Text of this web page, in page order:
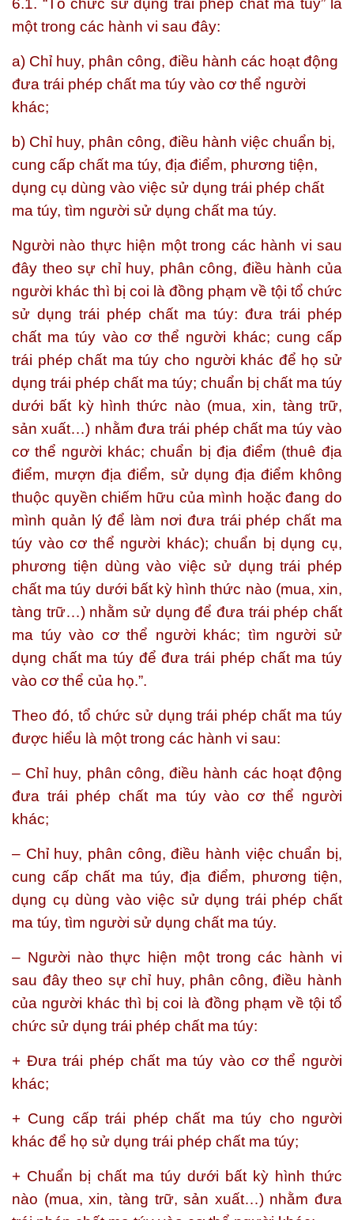
6.1. “Tổ chức sử dụng trái phép chất ma túy” là
một trong các hành vi sau đây:
a) Chỉ huy, phân công, điều hành các hoạt động
đưa trái phép chất ma túy vào cơ thể người
khác;
b) Chỉ huy, phân công, điều hành việc chuẩn bị,
cung cấp chất ma túy, địa điểm, phương tiện,
dụng cụ dùng vào việc sử dụng trái phép chất
ma túy, tìm người sử dụng chất ma túy.
Người nào thực hiện một trong các hành vi sau
đây theo sự chỉ huy, phân công, điều hành của
người khác thì bị coi là đồng phạm về tội tổ chức
sử dụng trái phép chất ma túy: đưa trái phép
chất ma túy vào cơ thể người khác; cung cấp
trái phép chất ma túy cho người khác để họ sử
dụng trái phép chất ma túy; chuẩn bị chất ma túy
dưới bất kỳ hình thức nào (mua, xin, tàng trữ,
sản xuất…) nhằm đưa trái phép chất ma túy vào
cơ thể người khác; chuẩn bị địa điểm (thuê địa
điểm, mượn địa điểm, sử dụng địa điểm không
thuộc quyền chiếm hữu của mình hoặc đang do
mình quản lý để làm nơi đưa trái phép chất ma
túy vào cơ thể người khác); chuẩn bị dụng cụ,
phương tiện dùng vào việc sử dụng trái phép
chất ma túy dưới bất kỳ hình thức nào (mua, xin,
tàng trữ…) nhằm sử dụng để đưa trái phép chất
ma túy vào cơ thể người khác; tìm người sử
dụng chất ma túy để đưa trái phép chất ma túy
vào cơ thể của họ.”.
Theo đó, tổ chức sử dụng trái phép chất ma túy
được hiểu là một trong các hành vi sau:
– Chỉ huy, phân công, điều hành các hoạt động
đưa trái phép chất ma túy vào cơ thể người
khác;
– Chỉ huy, phân công, điều hành việc chuẩn bị,
cung cấp chất ma túy, địa điểm, phương tiện,
dụng cụ dùng vào việc sử dụng trái phép chất
ma túy, tìm người sử dụng chất ma túy.
– Người nào thực hiện một trong các hành vi
sau đây theo sự chỉ huy, phân công, điều hành
của người khác thì bị coi là đồng phạm về tội tổ
chức sử dụng trái phép chất ma túy:
+ Đưa trái phép chất ma túy vào cơ thể người
khác;
+ Cung cấp trái phép chất ma túy cho người
khác để họ sử dụng trái phép chất ma túy;
+ Chuẩn bị chất ma túy dưới bất kỳ hình thức
nào (mua, xin, tàng trữ, sản xuất…) nhằm đưa